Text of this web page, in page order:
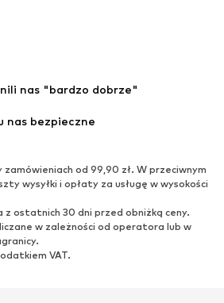
Ekskluzywne
Na czasie
Kozaki
nas "bardzo dobrze"
nas bezpieczne
od 99,90 zł. W przeciwnym
wysyłki i opłaty za usługę w wysokości
z ostatnich 30 dni przed obniżką ceny.
w zależności od operatora lub w
VAT.